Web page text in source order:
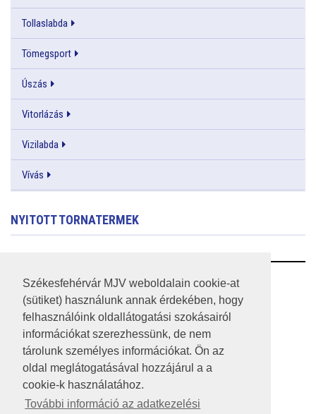
Székesfehérvár MJV weboldalain cookie-at
(sütiket) használunk annak érdekében, hogy
felhasználóink oldallátogatási szokásairól
információkat szerezhessünk, de nem
tárolunk személyes információkat. Ön az
oldal meglátogatásával hozzájárul a a
cookie-k használatához.
További információ az adatkezelési
Tollaslabda
Tömegsport
Úszás
Vitorlázás
Vizilabda
Vívás
NYITOTT TORNATERMEK
RSS
A HONLAP 2017.03.31-I ÁLLAPOTA
JOGI NYILATKOZAT
IMPRESSZUM